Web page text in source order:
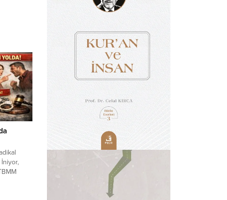
İniyor,